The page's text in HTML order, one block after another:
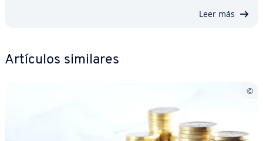
Leer más
Artículos similares